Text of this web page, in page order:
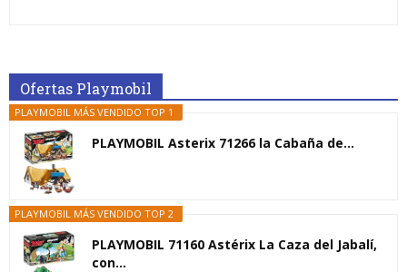
Ofertas Playmobil
PLAYMOBIL MÁS VENDIDO TOP 1
PLAYMOBIL Asterix 71266 la Cabaña de...
PLAYMOBIL MÁS VENDIDO TOP 2
PLAYMOBIL 71160 Astérix La Caza del Jabalí,
con...